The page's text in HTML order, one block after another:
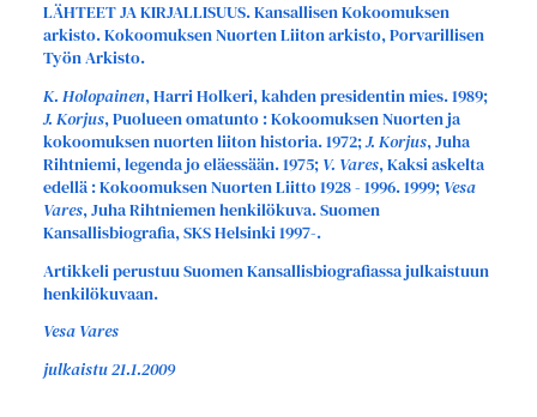
LÄHTEET JA KIRJALLISUUS. Kansallisen Kokoomuksen
arkisto. Kokoomuksen Nuorten Liiton arkisto, Porvarillisen
Työn Arkisto.
K. Holopainen, Harri Holkeri, kahden presidentin mies. 1989;
J. Korjus, Puolueen omatunto : Kokoomuksen Nuorten ja
kokoomuksen nuorten liiton historia. 1972;J. Korjus, Juha
Rihtniemi, legenda jo eläessään. 1975; V. Vares, Kaksi askelta
edellä : Kokoomuksen Nuorten Liitto 1928 - 1996. 1999; Vesa
Vares, Juha Rihtniemen henkilökuva. Suomen
Kansallisbiografia, SKS Helsinki 1997-.
Artikkeli perustuu Suomen Kansallisbiografiassa julkaistuun
henkilökuvaan.
Vesa Vares
julkaistu 21.1.2009